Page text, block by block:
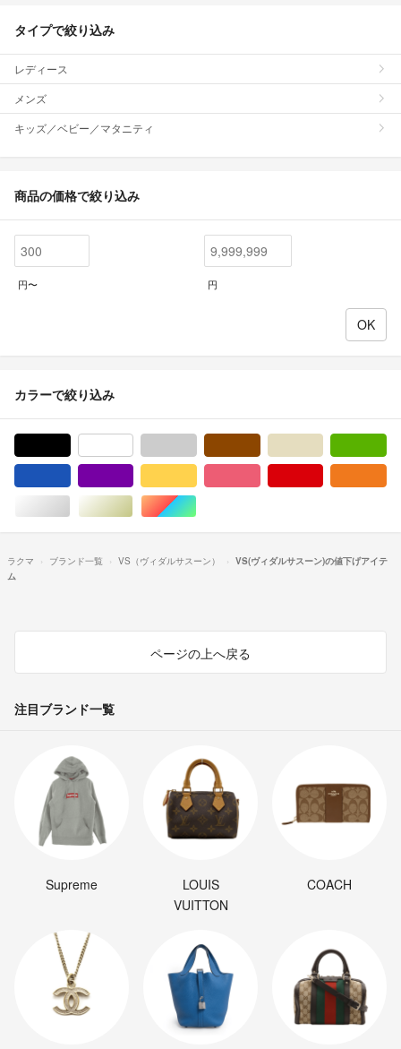
タイプで絞り込み
レディース
メンズ
キッズ／ベビー／マタニティ
商品の価格で絞り込み
円〜 円
カラーで絞り込み
シルバー/銀色系ゴールド/金色系マルチカラー
ラクマ ブランド一覧 VS（ヴィダルサスーン）
VS(ヴィダルサスーン)の値下げアイテ
ム
ページの上へ戻る
注目ブランド一覧
Supreme
LOUIS
VUITTON
COACH